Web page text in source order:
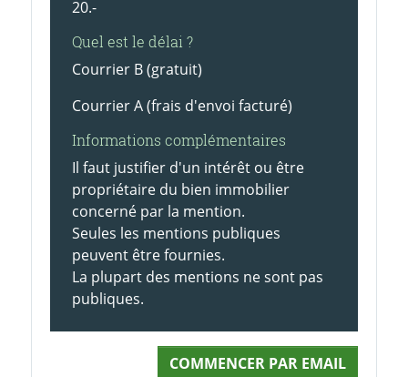
20.-
Quel est le délai ?
Courrier B (gratuit)
Courrier A (frais d'envoi facturé)
Informations complémentaires
Il faut justifier d'un intérêt ou être
propriétaire du bien immobilier
concerné par la mention.
Seules les mentions publiques
peuvent être fournies.
La plupart des mentions ne sont pas
publiques.
COMMENCER PAR EMAIL